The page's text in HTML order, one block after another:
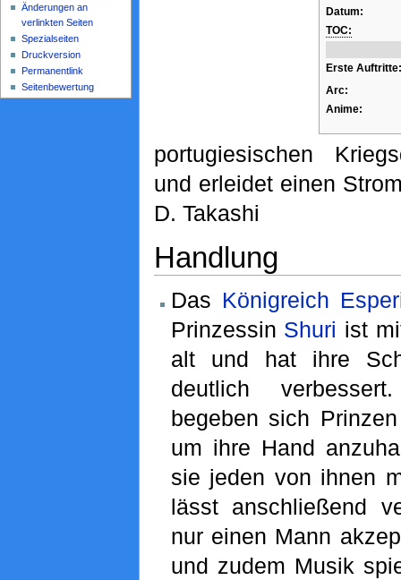
Datum:
TOC:
Erste Auftritte:
Arc:
Anime:
portugiesischen
und erleidet einen
D. Takashi
Handlung
Das Königreich
Prinzessin Shuri ist
alt und hat ihre
deutlich
begeben sich
um ihre Hand
sie jeden von ihnen
lässt anschließend
nur einen Mann
und zudem Musik
Änderungen an
verlinkten Seiten
Spezialseiten
Druckversion
Permanentlink
Seitenbewertung